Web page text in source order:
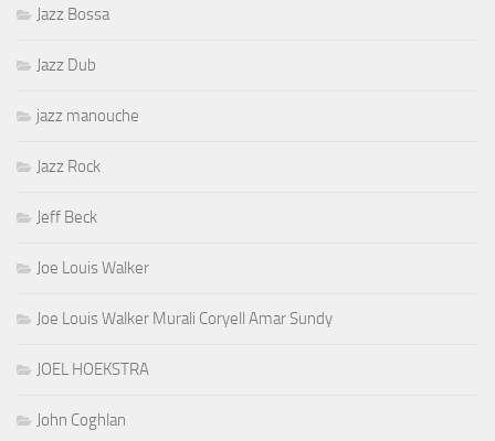
Jazz Bossa
Jazz Dub
jazz manouche
Jazz Rock
Jeff Beck
Joe Louis Walker
Joe Louis Walker Murali Coryell Amar Sundy
JOEL HOEKSTRA
John Coghlan